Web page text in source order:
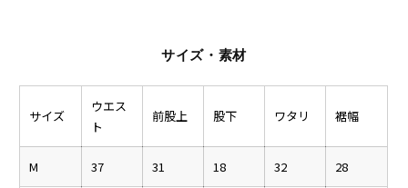
サイズ・素材
サイズ
ウエス
ト
前股上 股下 ワタリ 裾幅
M 37 31 18 32 28